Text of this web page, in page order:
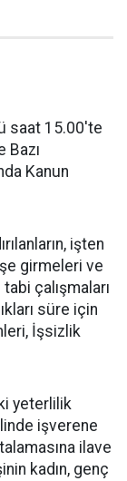
saat 15.00'te
Bazı
Kanun
işten
girmeleri ve
çalışmaları
süre için
İşsizlik
yeterlilik
işverene
ilave
kadın, genç